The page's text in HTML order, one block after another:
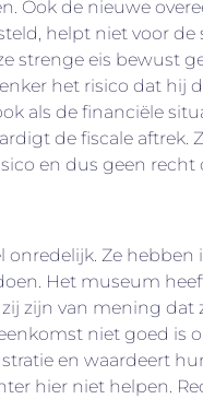
Ook de nieuwe
helpt niet voor de
strenge eis bewust
het risico dat hij
als de financiële
de fiscale aftrek.
en dus geen recht
Ze hebben
Het museum
zijn van mening dat
niet goed is
en waardeert
hier niet helpen.